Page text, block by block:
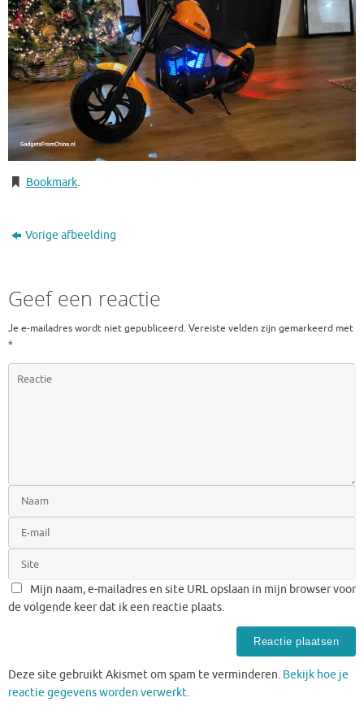
Bookmark.
Vorige afbeelding
Geef een reactie
Je e-mailadres wordt niet gepubliceerd. Vereiste velden zijn gemarkeerd met
*
Mijn naam, e-mailadres en site URL opslaan in mijn browser voor
de volgende keer dat ik een reactie plaats.
Deze site gebruikt Akismet om spam te verminderen. Bekijk hoe je
reactie gegevens worden verwerkt.